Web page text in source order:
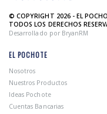
© COPYRIGHT 2026 - EL
TODOS LOS DERECHOS
Desarrollado por BryanRM
EL POCHOTE
Nosotros
Nuestros Productos
Ideas Pochote
Cuentas Bancarias